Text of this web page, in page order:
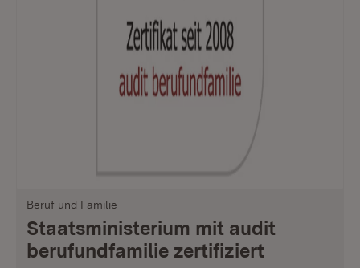
Beruf und Familie
Staatsministerium mit audit
berufundfamilie zertifiziert